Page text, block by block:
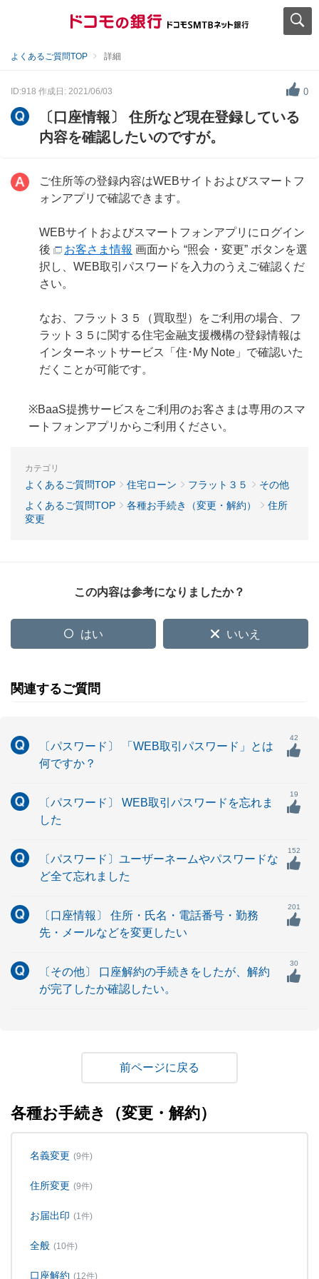
よくあるご質問TOP 詳細
ID:918 作成日: 2021/06/03 0
〔口座情報〕 住所など現在登録している
内容を確認したいのですが。
ご住所等の登録内容はWEBサイトおよびスマートフ
ォンアプリで確認できます。
WEBサイトおよびスマートフォンアプリにログイン
後
お客さま情報 画面から “照会・変更” ボタンを選
択し、WEB取引パスワードを入力のうえご確認くだ
さい。
なお、フラット３５（買取型）をご利用の場合、フ
ラット３５に関する住宅金融支援機構の登録情報は
インターネットサービス「住･My Note」で確認いた
だくことが可能です。
※BaaS提携サービスをご利用のお客さまは専用のスマ
ートフォンアプリからご利用ください。
カテゴリ
よくあるご質問TOP 住宅ローン フラット３５
その他
よくあるご質問TOP
各種お手続き（変更・解約）
住所
変更
この内容は参考になりましたか？
はい いいえ
関連するご質問
〔パスワード〕 「WEB取引パスワード」とは
何ですか？
42
〔パスワード〕 WEB取引パスワードを忘れま
した
19
〔パスワード〕ユーザーネームやパスワードな
ど全て忘れました
152
〔口座情報〕 住所・氏名・電話番号・勤務
先・メールなどを変更したい
201
〔その他〕 口座解約の手続きをしたが、解約
が完了したか確認したい。
30
戻る
各種お手続き（変更・解約）
名義変更 (9件)
住所変更 (9件)
お届出印 (1件)
全般 (10件)
口座解約 (12件)